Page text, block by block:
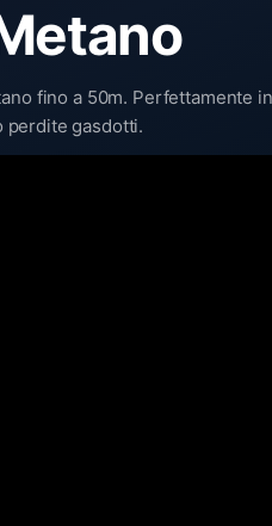
fino a 50m. Perfettamente
perdite gasdotti.